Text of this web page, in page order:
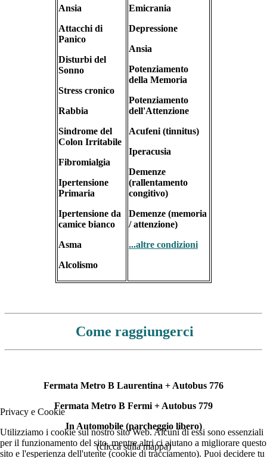
Ansia
Attacchi di
Panico
Disturbi del
Sonno
Stress cronico
Rabbia
Sindrome del
Colon Irritabile
Fibromialgia
Ipertensione
Primaria
Ipertensione da
camice bianco
Asma
Alcolismo
Emicrania
Depressione
Ansia
Potenziamento
della Memoria
Potenziamento
dell'Attenzione
Acufeni (tinnitus)
Iperacusia
Demenze
(rallentamento
congitivo)
Demenze (memoria
/ attenzione)
...altre condizioni
Come raggiungerci
Fermata Metro B Laurentina + Autobus 776
Fermata Metro B Fermi + Autobus 779
In Automobile (parcheggio libero)
(clicca sulla mappa)
Privacy e Cookie
Utilizziamo i cookie sul nostro sito Web. Alcuni di essi sono essenziali
per il funzionamento del sito, mentre altri ci aiutano a migliorare questo
sito e l'esperienza dell'utente (cookie di tracciamento). Puoi decidere tu